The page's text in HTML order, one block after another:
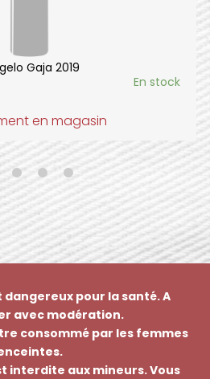
Gaja 2019
En stock
en magasin
dangereux pour la santé. A
avec modération.
consommé par les femmes
interdite aux mineurs. Vous